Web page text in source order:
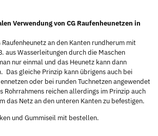
Verwendung von CG Raufenheunetzen in
an den Kanten rundherum mit
aus Wasserleitungen durch die Maschen
nur einmal und das Heunetz kann dann
Das gleiche Prinzip kann übrigens auch bei
oder bei runden Tuchnetzen angewendet
Rohrrahmens reichen allerdings im Prinzip auch
das Netz an den unteren Kanten zu befestigen.
und Gummiseil mit bestellen.